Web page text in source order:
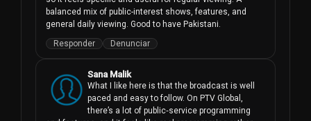
balanced mix of public-interest shows, features, and
general daily viewing. Good to have Pakistani.
Responder
Denunciar
Sana Malik
What I like here is that the broadcast is well
paced and easy to follow. On PTV Global,
there’s a lot of public‑service programming